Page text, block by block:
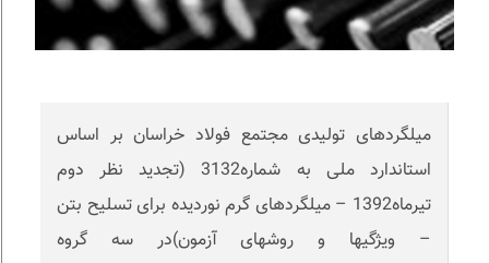
میلگردهای تولیدی مجتمع فولاد خراسان بر اساس
استاندارد ملی به شماره3132 (تجدید نظر دوم
تیرماه1392 – میلگردهای گرم نوردیده برای تسلیح بتن
– ویژگیها و روشهای آزمون)در سه گروه